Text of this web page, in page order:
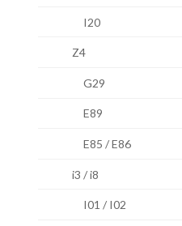
I20
Z4
G29
E89
E85 / E86
i3 / i8
I01 / I02